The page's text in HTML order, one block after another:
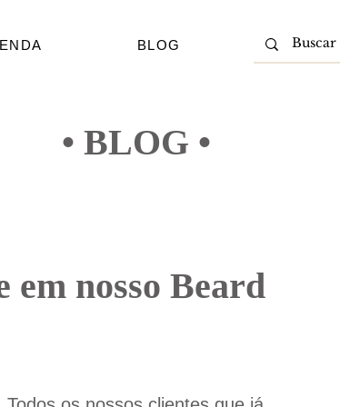
BLOG
• BLOG •
nosso Beard